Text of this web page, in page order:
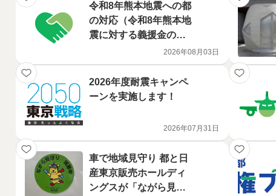
令和8年熊本地震への都
の対応（令和8年熊本地
震に対する義援金の募
集及び募金箱の設置に
ついて）
2026年08月03日
2026年度耐震キャンペ
ーンを実施します！
2026年07月31日
車で地域見守り 都と日
産東京販売ホールディ
ングスが「ながら見守